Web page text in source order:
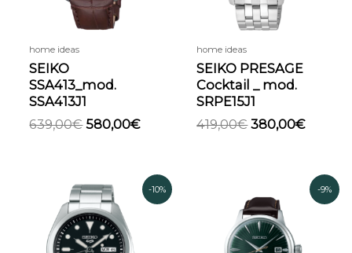
home ideas
SEIKO
SSA413_mod.
SSA413J1
639,00€ 580,00€
home ideas
SEIKO PRESAGE
Cocktail _ mod.
SRPE15J1
419,00€ 380,00€
-10%
Il
prezzo
originale
era:
Il
prezzo
-9%
prezzo
originale
era:
Il
prezzo